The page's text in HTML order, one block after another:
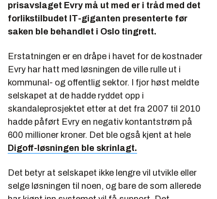
prisavslaget Evry må ut med er i tråd med det
forlikstilbudet IT-giganten presenterte før
saken ble behandlet i Oslo tingrett.
Erstatningen er en dråpe i havet for de kostnader
Evry har hatt med løsningen de ville rulle ut i
kommunal- og offentlig sektor. I fjor høst meldte
selskapet at de hadde ryddet opp i
skandaleprosjektet etter at det fra 2007 til 2010
hadde påført Evry en negativ kontantstrøm på
600 millioner kroner. Det ble også kjent at hele
Digoff-løsningen ble skrinlagt.
Det betyr at selskapet ikke lengre vil utvikle eller
selge løsningen til noen, og bare de som allerede